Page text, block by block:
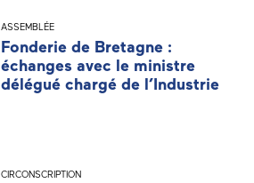
ASSEMBLÉE
Fonderie de Bretagne :
échanges avec le ministre
délégué chargé de l’Industrie
CIRCONSCRIPTION